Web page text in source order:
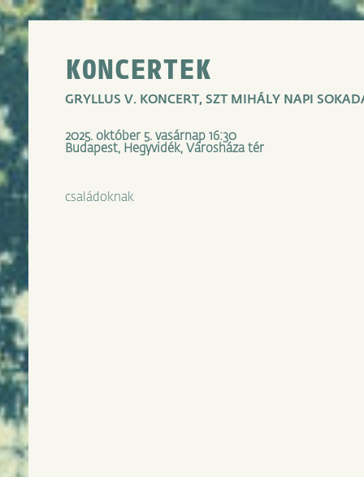
KONCERTEK
GRYLLUS V. KONCERT, SZT MIHÁLY NAPI
2025. október 5. vasárnap 16:30
Budapest, Hegyvidék, Városháza tér
családoknak